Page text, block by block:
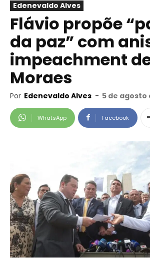
Edenevaldo Alves
Flávio propõe
da paz” com
impeachment
Moraes
Por Edenevaldo Alves - 5 de agosto
WhatsApp Facebook